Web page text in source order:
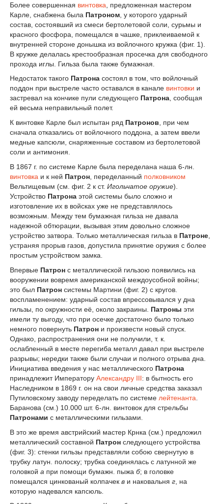
Более совершенная винтовка , предложенная мастером
Карле, снабжена была Патроном , у которого ударный
состав, состоявший из смеси бертолетовой соли, сурьмы и
красного фосфора, помещался в чашке, приклеиваемой к
внутренней стороне донышка из войлочного кружка (фиг. 1).
В кружке делалась крестообразная просечка для свободного
прохода иглы. Гильза была также бумажная.
Недостаток такого Патрона состоял в том, что войлочный
поддон при выстреле часто оставался в канале винтовки и
застревал на кончике пули следующего Патрона, сообщая
ей весьма неправильный полет.
К винтовке Карле был испытан ряд Патронов , при чем
сначала отказались от войлочного поддона, а затем ввели
медные капсюли, снаряженные составом из бертолетовой
соли и антимония.
В 1867 г. по системе Карле была переделана наша 6-лн.
винтовка и к ней Патрон , переделанный полковником
Вельтищевым (см. фиг. 2 к ст. Игольчатое оружие).
Устройство Патрона этой системы было сложно и
изготовление их в войсках уже не представлялось
возможным. Между тем бумажная гильза не давала
надежной обтюрации, вызывая этим довольно сложное
устройство затвора. Только металлическая гильза в Патроне
устраняя прорыв газов, допустила принятие оружия с более
простым устройством замка.
Впервые Патрон с металлической гильзою появились на
вооружении вовремя американской междоусобной войны;
это был Патрон системы Мартини (фиг. 2) с кругов.
воспламенением: ударный состав впрессовывался у дна
гильзы, по окружности её, около закраины. Патроны эти
имели ту выгоду, что при осечке достаточно было только
немного повернуть Патрон и произвести новый спуск.
Однако, распространения они не получили, т. к.
ослабленный в месте перегиба металл давал при выстреле
разрывы; нередки также были случаи и полного отрыва дна.
Инициатива введения у нас металлического Патрона
принадлежит Императору Александру III: в бытность его
Наследником в 1869 г. он на свои личные средства заказал
Путиловскому заводу переделать по системе лейтенанта
Баранова (см.) 10.000 шт. 6-лн. винтовок для стрельбы
Патронами с металлическими гильзами.
В это же время австрийский мастер Крнка (см.) предложил
металлический составной Патрон следующего устройства
(фиг. 3): стенки гильзы представляли собою свернутую в
трубку латун. полоску; трубка соединялась с латунной же
головкой а при помощи бумажн. пыжа б; в головке
помещался цинкованый колпачек в и наковальня г , на
которую надевался капсюль.